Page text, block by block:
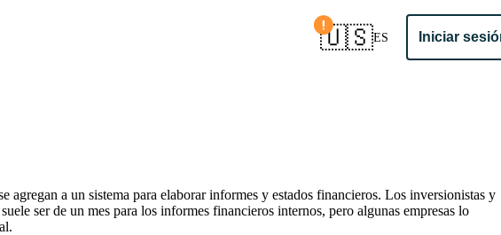
🇺🇸ES Iniciar
Confirmar país
a un sistema para elaborar informes y estados financieros. Los inversionistas y
ser de un mes para los informes financieros internos, pero algunas empresas lo